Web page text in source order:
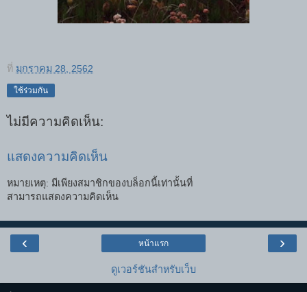
ที่ มกราคม 28, 2562
ใช้ร่วมกัน
ไม่มีความคิดเห็น:
แสดงความคิดเห็น
หมายเหตุ: มีเพียงสมาชิกของบล็อกนี้เท่านั้นที่
สามารถแสดงความคิดเห็น
‹ ›
หน้าแรก
ดูเวอร์ชันสำหรับเว็บ